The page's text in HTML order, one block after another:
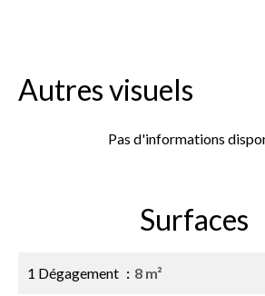
Autres visuels
Pas d'informations
Surfaces
1 Dégagement 8 m²